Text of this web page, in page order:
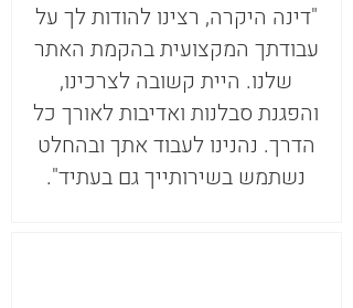
"דינה היקרה, רצינו להודות לך על
עבודתך המקצועית בהקמת האתר
שלנו. היית קשובה לצרכינו,
והפגנת סבלנות ואדיבות לאורך כל
הדרך. נהנינו לעבוד אתך ובהחלט
נשתמש בשירותייך גם בעתיד".